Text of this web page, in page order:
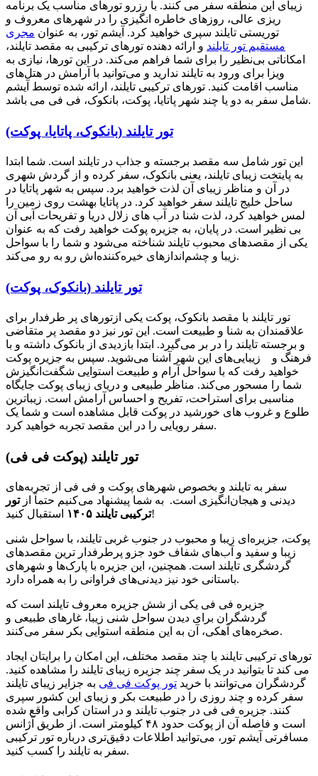
زیبای این منطقه سفر می کنند. با رزرو تورهای مناسب یک برنامه
ریزی عالی، روزهای خاطره انگیزی را در شهرهای معروف و
توریستی تایلند سپری خواهید کرد. آیشم تور، به عنوان مجری
مستقیم تور تایلند و ارائه دهنده تورهای ترکیبی به مقصد تایلند،
امکاناتی بی‌نظیر را برای شما فراهم می‌کند. در این تورها، نیازی به
ویزا برای ورود به تایلند ندارید و می‌توانید با آرامش در هتل‌های
مناسب اقامت کنید. تورهای ترکیبی تایلند، ارائه شده توسط آیشم
شامل سفر به دو یا چند شهر پاتایا، پوکت، بانکوک، فی فی می باشد.
تور تایلند (بانکوک، پاتایا، پوکت)
این تور شامل سه مقصد برجسته و جذاب در تایلند است. شما ابتدا
به پایتخت زیبای تایلند، یعنی بانکوک، سفر کرده و از گردش شهری
در آن و مناظر زیبای آن لذت خواهید برد. سپس به شهر پاتایا در
ساحل خلیج تایلند سفر خواهید کرد. در پاتایا بهشت روی زمین را
لمس خواهید کرد، لذت شنا در آب های زلال دریا و تفریحات آبی آن
بی نظیر است. در پایان، به جزیره پوکت خواهید رفت که به عنوان
یکی از مقصدهای محبوب تایلند شناخته می‌شود و شما را با سواحل
زیبا و چشم‌اندازهای خیره‌کننده‌اش رو به رو می‌کند.
تور تایلند (بانکوک، پوکت)
تور تایلند با مقصد بانکوک، پوکت یکی ازتورهای پر طرفدار برای
علاقمندان به شنا و طبیعت است. این تور نیز دو مقصد پر متقاضی
و برجسته تایلند را در بر می‌گیرد. ابتدا بازدیدی از بانکوک داشته و با
فرهنگ و زیبایی‌های این شهر آشنا می‌شوید. سپس به جزیره پوکت
خواهید رفت که با سواحل آرام و طبیعت استوا‌یی شگفت‌انگیزش
شما را مسحور می‌کند. مناظر طبیعی و دریای زیبای پوکت جایگاه
مناسبی برای استراحت، تفریح و احساس آرامش است. زیباترین
طلوع و غروب های خورشید در پوکت قابل مشاهده است و شما یک
سفر رویایی را در این مقصد تجربه خواهید کرد.
تور تایلند (پوکت فی فی)
سفر به تایلند و بخصوص شهرهای پوکت و فی فی از تجربه‌های
دیدنی و هیجان‌انگیزی است. به شما پیشنهاد می‌کنیم حتماً ازتور
ترکیبی تایلند ۱۴۰۵استقبال کنید!
پوکت، جزیره‌ای زیبا و محبوب در جنوب غربی تایلند، با سواحل شنی
زیبا و سفید و آب‌های شفاف خود جزو پرطرفدار ترین مقصدهای
گردشگری تایلند است. همچنین، این جزیره با پارک‌ها و شهرهای
باستانی خود نیز دیدنی‌های فراوانی را به همراه دارد.
جزیره فی فی یکی از شش جزیره معروف تایلند است که
گردشگران برای دیدن سواحل شنی زیبا، غارهای طبیعی و
صخره‌های آهکی، آن به این منطقه استوایی بکر سفر می‌کنند.
تورهای ترکیبی تایلند با چند مقصد مختلف، این امکان را برایتان ایجاد
می کند تا بتوانید در یک سفر چند جزیره زیبای تایلند را مشاهده کنید.
گردشگران می‌توانند با خرید تور پوکت فی فی به جزایر زیبای تایلند
سفر کرده و چند روزی را در طبیعت بکر و زیبای این کشور سپری
کنند. جزیره فی فی در جنوب تایلند و در استان کرابی واقع شده
است و فاصله آن از پوکت حدود ۴۸ کیلومتر است. از طریق آژانس‌
مسافرتی آیشم تور، می‌توانید اطلاعات دقیق‌تری درباره تور ترکیبی
سفر به تایلند را کسب کنید.